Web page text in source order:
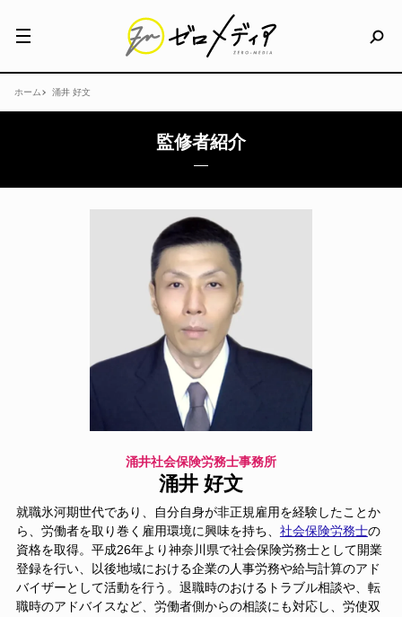
ホーム 涌井 好文
監修者紹介
涌井社会保険労務士事務所
涌井 好文
就職氷河期世代であり、自分自身が非正規雇用を経験したことか
ら、労働者を取り巻く雇用環境に興味を持ち、 社会保険労務士の
資格を取得。平成26年より神奈川県で社会保険労務士として開業
登録を行い、以後地域における企業の人事労務や給与計算のアド
バイザーとして活動を行う。退職時のおけるトラブル相談や、転
職時のアドバイスなど、労働者側からの相談にも対応し、労使双